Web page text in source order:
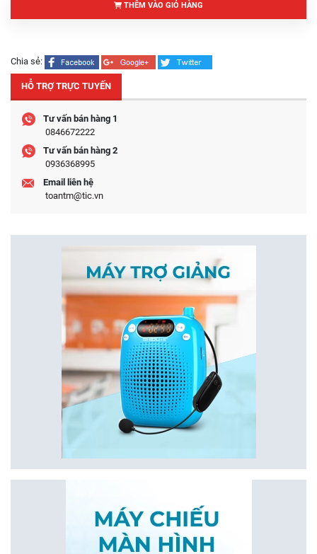
THÊM VÀO GIỎ HÀNG
Chia sẻ:
HỖ TRỢ TRỰC TUYẾN
Tư vấn bán hàng 1
0846672222
Tư vấn bán hàng 2
0936368995
Email liên hệ
toantm@tic.vn